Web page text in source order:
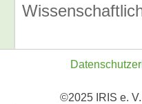
©2025 IRIS e. V.